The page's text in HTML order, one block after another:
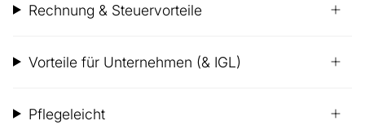
Rechnung & Steuervorteile
Vorteile für Unternehmen (& IGL)
Pflegeleicht